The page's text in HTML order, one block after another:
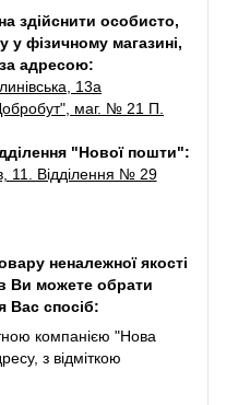
здійснити особисто,
фізичному магазині,
адресою:
13а
маг. № 21 П.
"Нової пошти":
11. Відділення № 29
неналежної якості
Ви можете обрати
Вас спосіб:
компанією "Нова
з відміткою